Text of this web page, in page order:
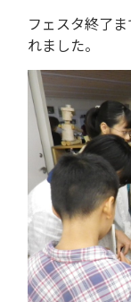
フェスタ終了
れました。